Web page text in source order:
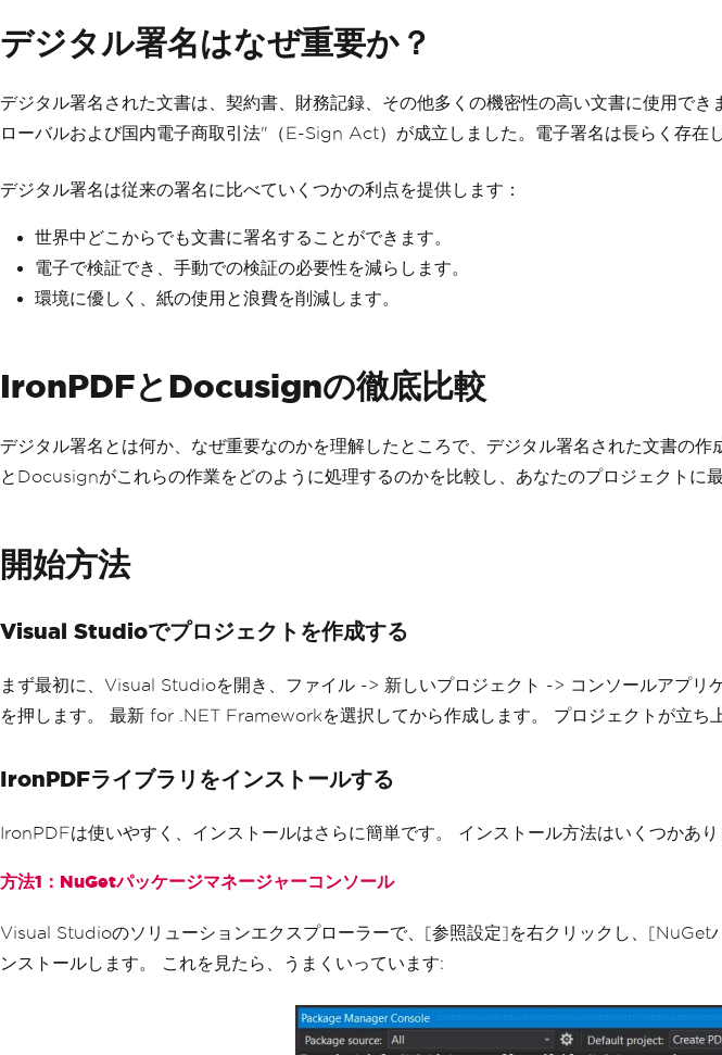
デジタル署名はなぜ重要か？
デジタル署名された文書は、契約書、財務記録、その他多くの機密性の高い文書に使用で
ローバルおよび国内電子商取引法"（E-Sign Act）が成立しました。電子署名は長らく存在
デジタル署名は従来の署名に比べていくつかの利点を提供します：
世界中どこからでも文書に署名することができます。
電子で検証でき、手動での検証の必要性を減らします。
環境に優しく、紙の使用と浪費を削減します。
IronPDFとDocusignの徹底比較
デジタル署名とは何か、なぜ重要なのかを理解したところで、デジタル署名された文書の
とDocusignがこれらの作業をどのように処理するのかを比較し、あなたのプロジェクトに
開始方法
Visual Studioでプロジェクトを作成する
まず最初に、Visual Studioを開き、ファイル -> 新しいプロジェクト -> コンソールアプリ
を押します。 最新 for .NET Frameworkを選択してから作成します。 プロジェクトが立ち
IronPDFライブラリをインストールする
IronPDFは使いやすく、インストールはさらに簡単です。 インストール方法はいくつかあり
方法1：NuGetパッケージマネージャーコンソール
Visual Studioのソリューションエクスプローラーで、[参照設定]を右クリックし、
ンストールします。 これを見たら、うまくいっています: